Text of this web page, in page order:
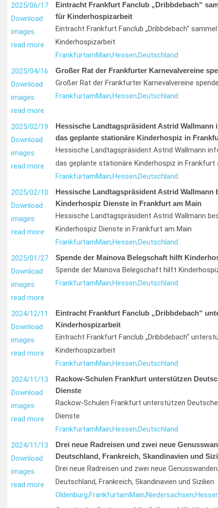
2025/06/17
Download
images
read more
Eintracht Frankfurt Fanclub „Dribbdebach“
für Kinderhospizarbeit
Eintracht Frankfurt Fanclub „Dribbdebach“
Kinderhospizarbeit
FrankfurtamMain;Hessen;Deutschland
2025/04/16
Download
images
read more
Großer Rat der Frankfurter Karnevalvereine
Großer Rat der Frankfurter Karnevalvereine
FrankfurtamMain;Hessen;Deutschland
2025/02/19
Download
images
read more
Hessische Landtagspräsident Astrid Wallmann
das geplante stationäre Kinderhospiz in
Hessische Landtagspräsident Astrid Wallmann
das geplante stationäre Kinderhospiz in Frankfurt
FrankfurtamMain;Hessen;Deutschland
2025/02/10
Download
images
read more
Hessische Landtagspräsident Astrid Wallmann
Kinderhospiz Dienste in Frankfurt am Main
Hessische Landtagspräsident Astrid Wallmann
Kinderhospiz Dienste in Frankfurt am Main
FrankfurtamMain;Hessen;Deutschland
2025/01/27
Download
images
read more
Spende der Mainova Belegschaft hilft
Spende der Mainova Belegschaft hilft
FrankfurtamMain;Hessen;Deutschland
2024/12/11
Download
images
read more
Eintracht Frankfurt Fanclub „Dribbdebach“
Kinderhospizarbeit
Eintracht Frankfurt Fanclub „Dribbdebach“
Kinderhospizarbeit
FrankfurtamMain;Hessen;Deutschland
2024/11/13
Download
images
read more
Rackow-Schulen Frankfurt unterstützen
Dienste
Rackow-Schulen Frankfurt unterstützen
Dienste
FrankfurtamMain;Hessen;Deutschland
2024/11/13
Download
images
read more
Drei neue Radreisen und zwei neue
Deutschland, Frankreich, Skandinavien und
Drei neue Radreisen und zwei neue
Deutschland, Frankreich, Skandinavien und Sizilien
Oldenburg;FrankfurtamMain;Niedersachsen;